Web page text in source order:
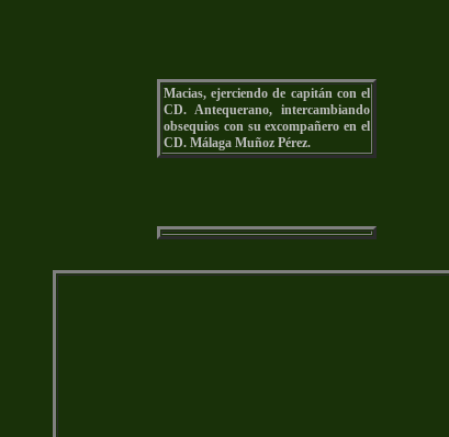
Macias, ejerciendo de capitán con el
CD. Antequerano, intercambiando
obsequios con su excompañero en el
CD. Málaga Muñoz Pérez.